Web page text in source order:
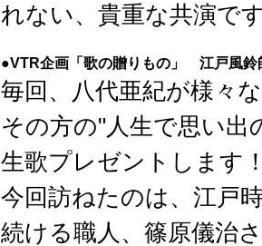
れない、貴重な共演で
●VTR企画「歌の贈りもの」 江戸風鈴
毎回、八代亜紀が様々
その方の"人生で思い出
生歌プレゼントします
今回訪ねたのは、江戸
続ける職人、篠原儀治